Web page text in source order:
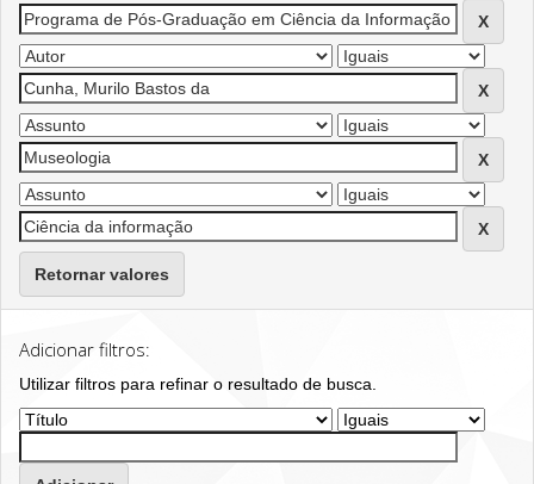
Retornar valores
Adicionar filtros:
Utilizar filtros para refinar o resultado de busca.